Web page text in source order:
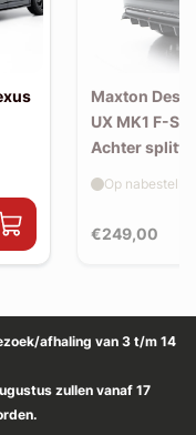
Maxton
UX MK1 F-
Achter
€249,00
Op
afhaling van 3 t/m 14
zullen vanaf 17